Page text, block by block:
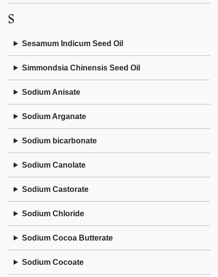
S
Sesamum Indicum Seed Oil
Simmondsia Chinensis Seed Oil
Sodium Anisate
Sodium Arganate
Sodium bicarbonate
Sodium Canolate
Sodium Castorate
Sodium Chloride
Sodium Cocoa Butterate
Sodium Cocoate